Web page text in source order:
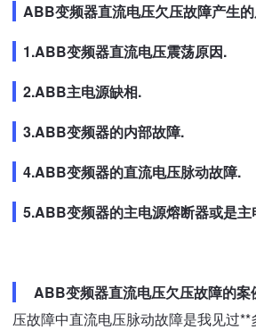
ABB变频器直流电压欠压故障产生的
1.ABB变频器直流电压震荡原因.
2.ABB主电源缺相.
3.ABB变频器的内部故障.
4.ABB变频器的直流电压脉动故障.
5.ABB变频器的主电源熔断器或是主
ABB变频器直流电压欠压故障的案
压故障中直流电压脉动故障是我见过